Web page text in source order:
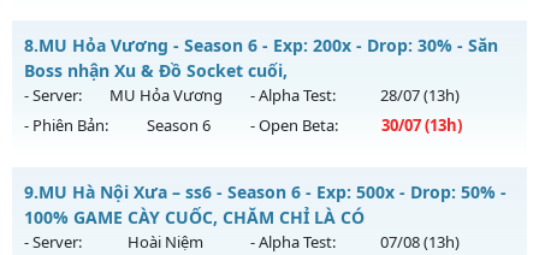
Thể loại: Mu Nguyên bản Webzen
Antihack: Chống Hack Tối Đa
Train Quái Nhận WC - cày Cuốc Không Mốc Nạp Giá Trị
Mu mới ra tháng 08 2026 - Mở máy chủ
13h ngày 10/08/2626
Exp: 200x - Drop: 20%
Thể loại: Mu Nguyên bản Webzen
Antihack: GameGuard
8.MU Hỏa Vương - Season 6 - Exp: 200x - Drop: 30% - Săn
Boss nhận Xu & Đồ Socket cuối,
- Server: MU Hỏa Vương - Alpha Test: 28/07(13h)
- Phiên Bản:
Season 6 - Open Beta: 30/07(13h)
MU Hỏa Vương - Săn Boss nhận Xu & Đồ Socket cuối,
Mu mới ra tháng 07 2026 - Mở máy chủMU Hỏa Vương
13h ngày 30/07/2626
9.MU Hà Nội Xưa – ss6 - Season 6 - Exp: 500x - Drop: 50% -
100% GAME CÀY CUỐC, CHĂM CHỈ LÀ CÓ
- Server: Hoài Niệm - Alpha Test: 07/08(13h)